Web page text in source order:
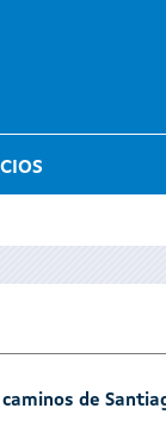
de